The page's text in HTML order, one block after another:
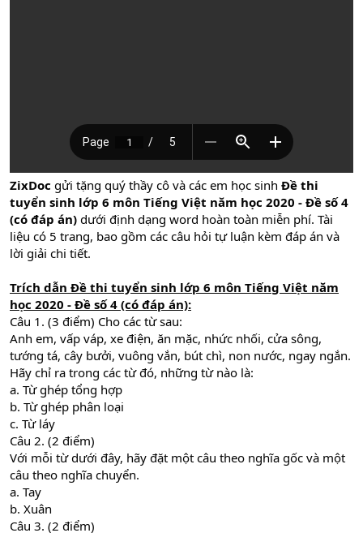
ZixDoc gửi tặng quý thầy cô và các em học sinh Đề thi
tuyển sinh lớp 6 môn Tiếng Việt năm học 2020 - Đề số 4
(có đáp án) dưới định dạng word hoàn toàn miễn phí. Tài
liệu có 5 trang, bao gồm các câu hỏi tự luận kèm đáp án và
lời giải chi tiết.
Trích dẫn Đề thi tuyển sinh lớp 6 môn Tiếng Việt năm
học 2020 - Đề số 4 (có đáp án):
Câu 1. (3 điểm) Cho các từ sau:
Anh em, vấp váp, xe điện, ăn mặc, nhức nhối, cửa sông,
tướng tá, cây bưởi, vuông vắn, bút chì, non nước, ngay ngắn.
Hãy chỉ ra trong các từ đó, những từ nào là:
a. Từ ghép tổng hợp
b. Từ ghép phân loại
c. Từ láy
Câu 2. (2 điểm)
Với mỗi từ dưới đây, hãy đặt một câu theo nghĩa gốc và một
câu theo nghĩa chuyển.
a. Tay
b. Xuân
Câu 3. (2 điểm)